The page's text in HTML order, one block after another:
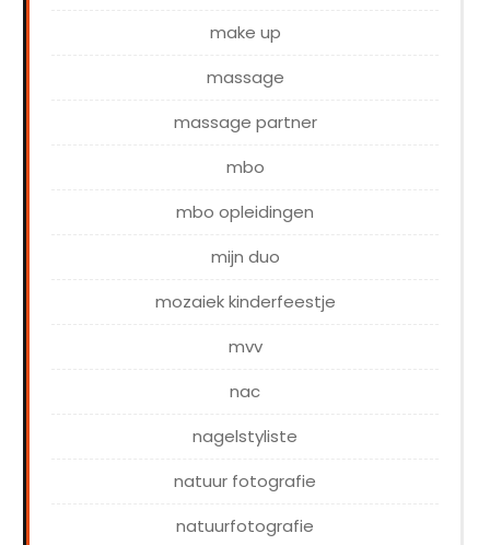
make up
massage
massage partner
mbo
mbo opleidingen
mijn duo
mozaiek kinderfeestje
mvv
nac
nagelstyliste
natuur fotografie
natuurfotografie